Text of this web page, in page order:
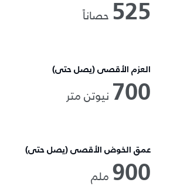
525 حصاناً
العزم الأقصى (يصل حتى)
700 نيوتن متر
عمق الخوض الأقصى (يصل حتى)
900 ملم